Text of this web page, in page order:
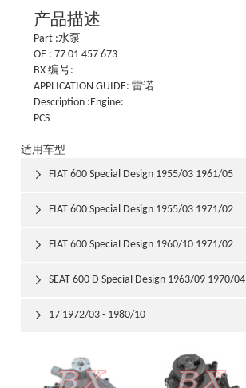
产品描述
Part :水泵
OE : 77 01 457 673
BX 编号:
APPLICATION GUIDE: 雷诺
Description :Engine:
PCS
适用车型
FIAT 600 Special Design 1955/03 1961/05

FIAT 600 Special Design 1955/03 1971/02

FIAT 600 Special Design 1960/10 1971/02

SEAT 600 D Special Design 1963/09 1970/04

17 1972/03 - 1980/10
